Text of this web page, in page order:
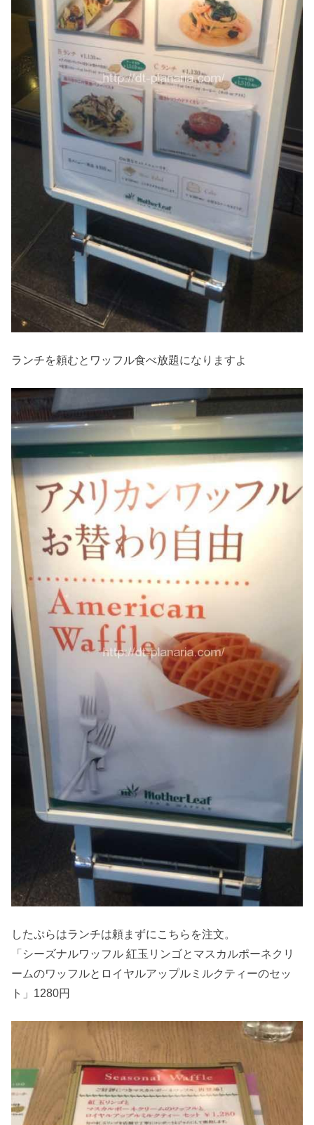
ランチを頼むとワッフル食べ放題になりますよ
したぷらはランチは頼まずにこちらを注文。
「シーズナルワッフル 紅玉リンゴとマスカルポーネクリ
ームのワッフルとロイヤルアップルミルクティーのセッ
ト」1280円